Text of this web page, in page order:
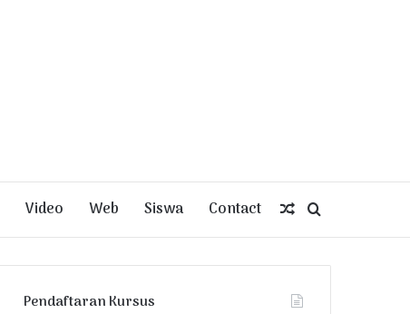
Video Web Siswa Contact
for
Random
Article
Pendaftaran Kursus